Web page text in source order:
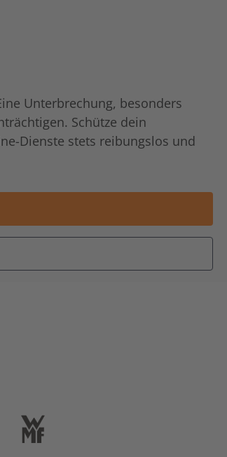
Unterbrechung, besonders
Schütze dein
Dienste stets reibungslos und